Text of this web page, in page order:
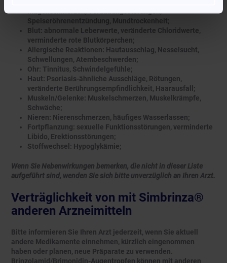
Magenschmerzen, Verdauungsstörungen,
Speiseröhrenentzündung, Mundtrockenheit;
Blut: abnormale Leberwerte, veränderte Chloridwerte,
verminderte rote Blutkörperchen;
Allergische Reaktionen: Hautausschlag, Nesselsucht,
Schwellungen, Atembeschwerden;
Ohr: Tinnitus, Schwindelgefühle;
Haut: Psoriasis-ähnliche Ausschläge, Rötungen,
veränderte Berührungsempfindlichkeit, Haarausfall;
Muskeln/Gelenke: Muskelschmerzen, Muskelkrämpfe,
Schwäche;
Nieren: Nierenschmerzen, häufiges Wasserlassen;
Fortpflanzung: sexuelle Funktionsstörungen, verminderte
Libido, Erektionsstörungen;
Stoffwechsel: Hypoglykämie;
Wenn Sie Nebenwirkungen bemerken, die nicht in dieser Liste
aufgeführt sind, wenden Sie sich bitte unverzüglich an Ihren Arzt.
Verträglichkeit von mit Simbrinza®
anderen Arzneimitteln
Bitte informieren Sie Ihren Arzt jederzeit, wenn Sie aktuell
andere Medikamente einnehmen, kürzlich eingenommen
haben oder planen, neue Präparate zu verwenden.
Brinzolamid/Brimonidin-Augentropfen können mit anderen